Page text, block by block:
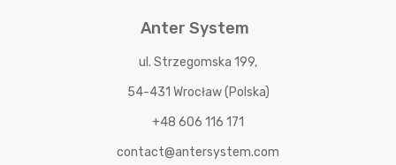
Anter System
ul. Strzegomska 199,
54-431 Wrocław (Polska)
+48 606 116 171
contact@antersystem.com